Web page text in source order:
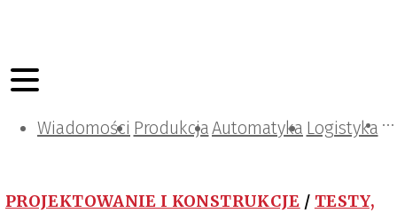
Wiadomości ProdukcjaAutomatyka Logistyka
Projektowanie i konstrukcje
Zarządzanie i IT
Tematy specjalne
PROJEKTOWANIE I KONSTRUKCJE / TESTY,